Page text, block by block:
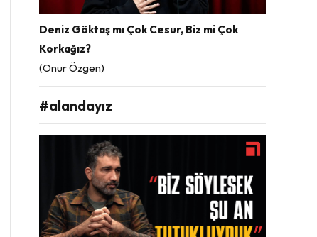
Deniz Göktaş mı Çok Cesur, Biz mi Çok
Korkağız?
(Onur Özgen)
#alandayız